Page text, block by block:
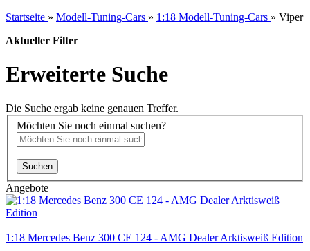
Startseite » Modell-Tuning-Cars » 1:18 Modell-Tuning-Cars » Viper
Aktueller Filter
Erweiterte Suche
Die Suche ergab keine genauen Treffer.
Möchten Sie noch einmal suchen?
Suchen
Angebote
1:18 Mercedes Benz 300 CE 124 - AMG Dealer Arktisweiß Edition